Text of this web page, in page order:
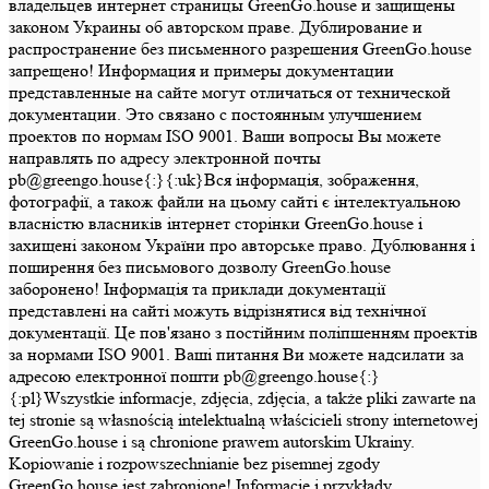
владельцев интернет страницы GreenGo.house и защищены
законом Украины об авторском праве. Дублирование и
распространение без письменного разрешения GreenGo.house
запрещено! Информация и примеры документации
представленные на сайте могут отличаться от технической
документации. Это связано с постоянным улучшением
проектов по нормам ISO 9001. Ваши вопросы Вы можете
направлять по адресу электронной почты
pb@greengo.house{:}{:uk}Вся інформація, зображення,
фотографії, а також файли на цьому сайті є інтелектуальною
власністю власників інтернет сторінки GreenGo.house і
захищені законом України про авторське право. Дублювання і
поширення без письмового дозволу GreenGo.house
заборонено! Інформація та приклади документації
представлені на сайті можуть відрізнятися від технічної
документації. Це пов'язано з постійним поліпшенням проектів
за нормами ISO 9001. Ваші питання Ви можете надсилати за
адресою електронної пошти pb@greengo.house{:}
{:pl}Wszystkie informacje, zdjęcia, zdjęcia, a także pliki zawarte na
tej stronie są własnością intelektualną właścicieli strony internetowej
GreenGo.house i są chronione prawem autorskim Ukrainy.
Kopiowanie i rozpowszechnianie bez pisemnej zgody
GreenGo.house jest zabronione! Informacje i przykłady